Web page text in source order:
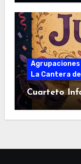
Agrupaciones
La Cantera
Cuarteto